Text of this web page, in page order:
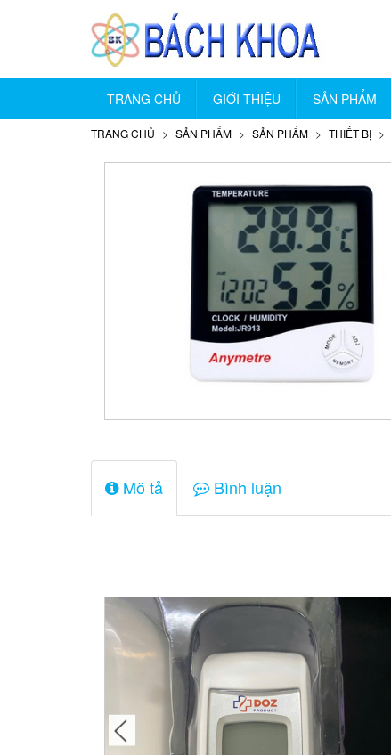
TRANG CHỦ GIỚI THIỆU SẢN PHẨM
TRANG CHỦ SẢN PHẨM SẢN PHẨM THIẾT BỊ
Mô tả Bình luận